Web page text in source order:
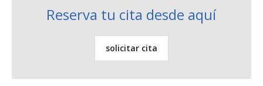
Reserva tu cita desde aquí
solicitar cita